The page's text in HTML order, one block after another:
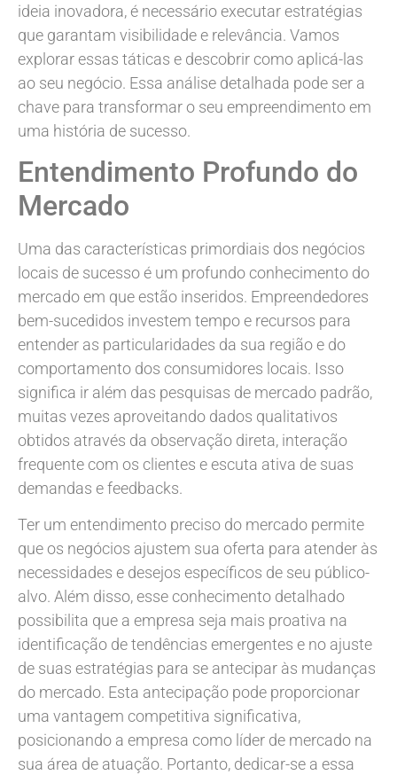
ideia inovadora, é necessário executar estratégias
que garantam visibilidade e relevância. Vamos
explorar essas táticas e descobrir como aplicá-las
ao seu negócio. Essa análise detalhada pode ser a
chave para transformar o seu empreendimento em
uma história de sucesso.
Entendimento Profundo do
Mercado
Uma das características primordiais dos negócios
locais de sucesso é um profundo conhecimento do
mercado em que estão inseridos. Empreendedores
bem-sucedidos investem tempo e recursos para
entender as particularidades da sua região e do
comportamento dos consumidores locais. Isso
significa ir além das pesquisas de mercado padrão,
muitas vezes aproveitando dados qualitativos
obtidos através da observação direta, interação
frequente com os clientes e escuta ativa de suas
demandas e feedbacks.
Ter um entendimento preciso do mercado permite
que os negócios ajustem sua oferta para atender às
necessidades e desejos específicos de seu público-
alvo. Além disso, esse conhecimento detalhado
possibilita que a empresa seja mais proativa na
identificação de tendências emergentes e no ajuste
de suas estratégias para se antecipar às mudanças
do mercado. Esta antecipação pode proporcionar
uma vantagem competitiva significativa,
posicionando a empresa como líder de mercado na
sua área de atuação. Portanto, dedicar-se a essa